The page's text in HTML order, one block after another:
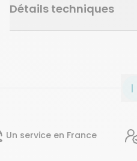
Détails techniques
en France
ans